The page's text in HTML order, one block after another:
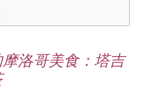
洛哥美食：塔吉